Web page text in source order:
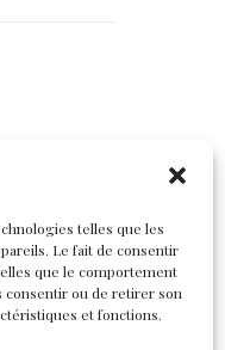
telles que les
Le fait de consentir
que le comportement
consentir ou de retirer son
et fonctions.